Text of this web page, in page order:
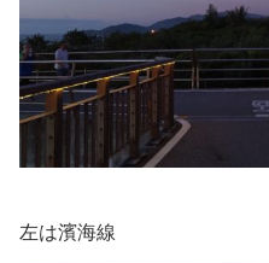
左は濱海線